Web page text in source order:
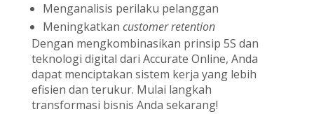
Menganalisis perilaku pelanggan
Meningkatkan customer retention
Dengan mengkombinasikan prinsip 5S dan
teknologi digital dari Accurate Online, Anda
dapat menciptakan sistem kerja yang lebih
efisien dan terukur. Mulai langkah
transformasi bisnis Anda sekarang!